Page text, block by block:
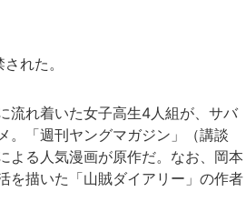
れた。
流れ着いた女子高生4人組が、サバ
。「週刊ヤングマガジン」（講談
よる人気漫画が原作だ。なお、岡本
を描いた「山賊ダイアリー」の作者